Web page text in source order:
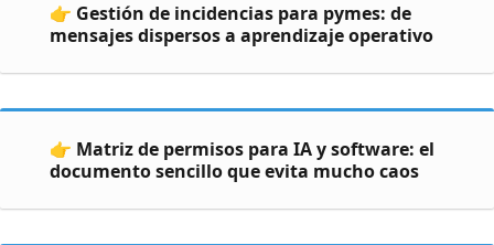
👉 Gestión de incidencias para pymes: de
mensajes dispersos a aprendizaje operativo
👉 Matriz de permisos para IA y software: el
documento sencillo que evita mucho caos